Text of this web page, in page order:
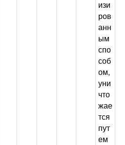
изи
ров
анн
ым
спо
соб
ом,
уни
что
жае
тся
пут
ем